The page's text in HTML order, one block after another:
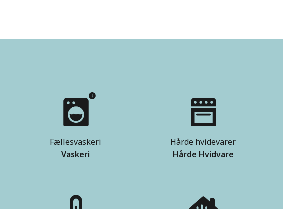
Fællesvaskeri
Vaskeri
Hårde hvidevarer
Hårde Hvidvare